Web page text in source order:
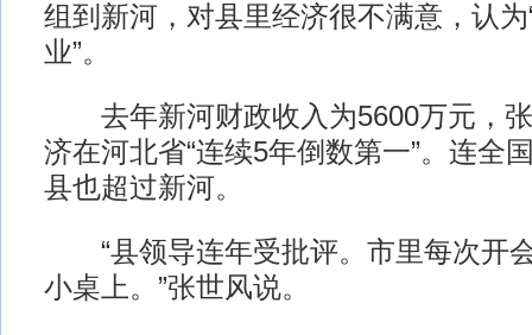
组到新河，对县里经济很不满意，认
业”。
去年新河财政收入为5600万元，张
济在河北省“连续5年倒数第一”。连全
县也超过新河。
“县领导连年受批评。市里每次开
小桌上。”张世风说。